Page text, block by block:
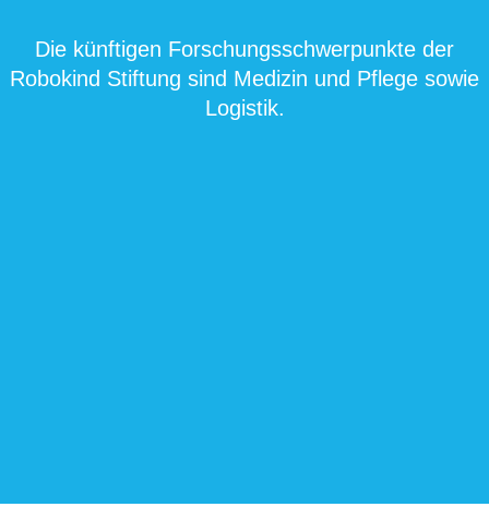
Die künftigen Forschungsschwerpunkte der
Robokind Stiftung sind Medizin und Pflege sowie
Logistik.